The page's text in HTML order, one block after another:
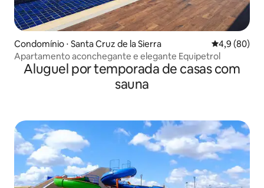
Condomínio ⋅ Santa Cruz de la Sierra 4,9 de uma
4,9 (80)
Apartamento aconchegante e elegante Equipetrol
Aluguel por temporada de casas com
sauna